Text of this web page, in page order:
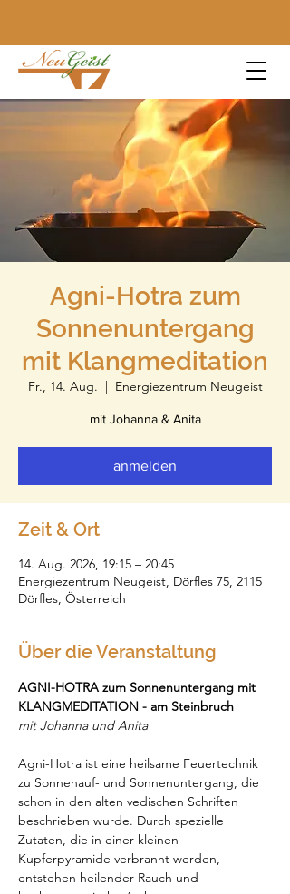
Agni-Hotra zum
Sonnenuntergang
mit Klangmeditation
Fr., 14. Aug.
  |
Energiezentrum Neugeist
mit Johanna & Anita
anmelden
Zeit & Ort
14. Aug. 2026, 19:15 – 20:45
Energiezentrum Neugeist, Dörfles 75, 2115
Dörfles, Österreich
Über die Veranstaltung
AGNI-HOTRA zum Sonnenuntergang mit
KLANGMEDITATION - am Steinbruch
mit Johanna und Anita
Agni-Hotra ist eine heilsame Feuertechnik
zu Sonnenauf- und Sonnenuntergang, die
schon in den alten vedischen Schriften
beschrieben wurde. Durch spezielle
Zutaten, die in einer kleinen
Kupferpyramide verbrannt werden,
entstehen heilender Rauch und